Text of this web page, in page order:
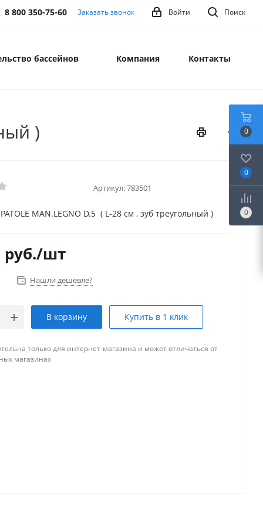
Поиск
Войти
8 800 350-75-60 Заказать звонок
бассейнов Компания Контакты
)
Артикул:783501
MAN.LEGNO D.5 ( L-28 cм , зуб треугольный )
руб./шт
Нашли дешевле?
В корзину Купить в 1 клик
только для интернет-магазина и может отличаться от
магазинах
0
0
0